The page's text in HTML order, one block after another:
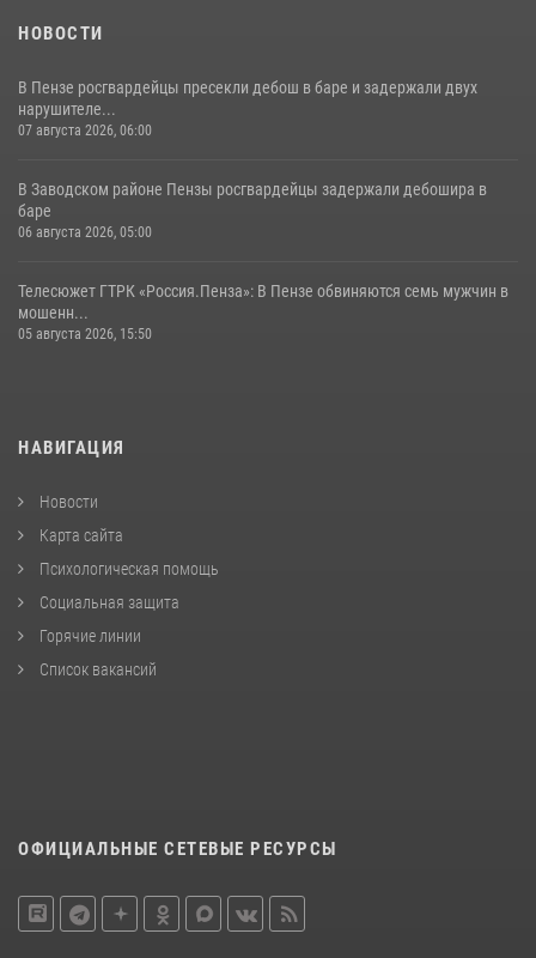
НОВОСТИ
В Пензе росгвардейцы пресекли дебош в баре и задержали двух
нарушителе...
07 августа 2026, 06:00
В Заводском районе Пензы росгвардейцы задержали дебошира в
баре
06 августа 2026, 05:00
Телесюжет ГТРК «Россия.Пенза»: В Пензе обвиняются семь мужчин в
мошенн...
05 августа 2026, 15:50
НАВИГАЦИЯ
Новости
Карта сайта
Психологическая помощь
Социальная защита
Горячие линии
Список вакансий
ОФИЦИАЛЬНЫЕ СЕТЕВЫЕ РЕСУРСЫ